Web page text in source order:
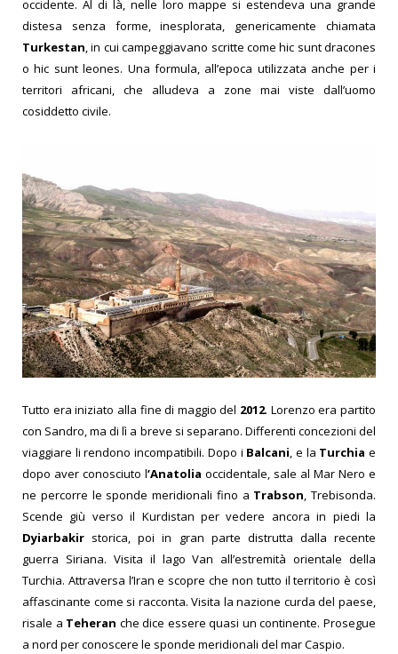
occidente. Al di là, nelle loro mappe si estendeva una grande
distesa senza forme, inesplorata, genericamente chiamata
Turkestan, in cui campeggiavano scritte come hic sunt dracones
o hic sunt leones. Una formula, all’epoca utilizzata anche per i
territori africani, che alludeva a zone mai viste dall’uomo
cosiddetto civile.
Tutto era iniziato alla fine di maggio del 2012. Lorenzo era partito
con Sandro, ma di lì a breve si separano. Differenti concezioni del
viaggiare li rendono incompatibili. Dopo i Balcani, e la Turchia e
dopo aver conosciuto l’Anatolia occidentale, sale al Mar Nero e
ne percorre le sponde meridionali fino a Trabson, Trebisonda.
Scende giù verso il Kurdistan per vedere ancora in piedi la
Dyiarbakir storica, poi in gran parte distrutta dalla recente
guerra Siriana. Visita il lago Van all’estremità orientale della
Turchia. Attraversa l’Iran e scopre che non tutto il territorio è così
affascinante come si racconta.Visita la nazione curda del paese,
risale a Teheran che dice essere quasi un continente.Prosegue
a nord per conoscere le sponde meridionali del mar Caspio.